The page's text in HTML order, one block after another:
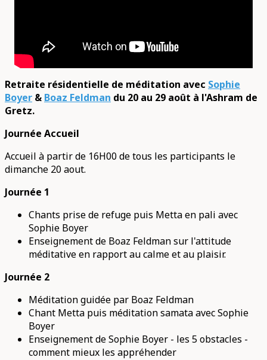
Retraite résidentielle de méditation avec Sophie
Boyer & Boaz Feldman du 20 au 29 août à l'Ashram de
Gretz.
Journée Accueil
Accueil à partir de 16H00 de tous les participants le
dimanche 20 aout.
Journée 1
Chants prise de refuge puis Metta en pali avec
Sophie Boyer
Enseignement de Boaz Feldman sur l'attitude
méditative en rapport au calme et au plaisir.
Journée 2
Méditation guidée par Boaz Feldman
Chant Metta puis méditation samata avec Sophie
Boyer
Enseignement de Sophie Boyer - les 5 obstacles -
comment mieux les appréhender